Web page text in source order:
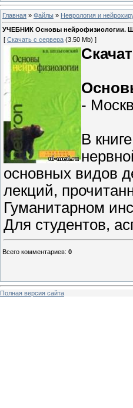
Главная » Файлы » Неврология и
УЧЕБНИК Основы нейрофизиологии.
[ Скачать с сервера (3.50 Mb) ]
-
В
основных видов
лекций,
Гуманитарном
Для студентов,
Всего комментариев: 0
Полная версия сайта